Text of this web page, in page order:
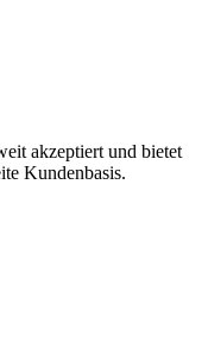
akzeptiert und bietet
Kundenbasis.